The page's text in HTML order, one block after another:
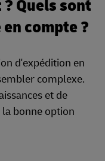
Quels sont
compte ?
d'expédition en
complexe.
et de
bonne option